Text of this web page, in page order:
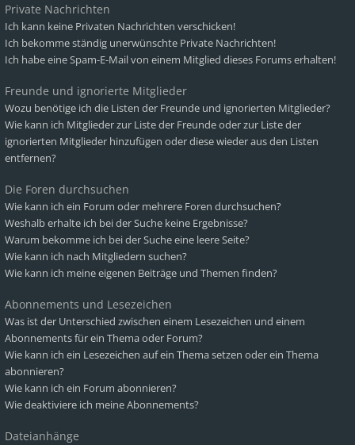
Private Nachrichten
Ich kann keine Privaten Nachrichten verschicken!
Ich bekomme ständig unerwünschte Private Nachrichten!
Ich habe eine Spam-E-Mail von einem Mitglied dieses Forums erhalten!
Freunde und ignorierte Mitglieder
Wozu benötige ich die Listen der Freunde und ignorierten Mitglieder?
Wie kann ich Mitglieder zur Liste der Freunde oder zur Liste der
ignorierten Mitglieder hinzufügen oder diese wieder aus den Listen
entfernen?
Die Foren durchsuchen
Wie kann ich ein Forum oder mehrere Foren durchsuchen?
Weshalb erhalte ich bei der Suche keine Ergebnisse?
Warum bekomme ich bei der Suche eine leere Seite?
Wie kann ich nach Mitgliedern suchen?
Wie kann ich meine eigenen Beiträge und Themen finden?
Abonnements und Lesezeichen
Was ist der Unterschied zwischen einem Lesezeichen und einem
Abonnements für ein Thema oder Forum?
Wie kann ich ein Lesezeichen auf ein Thema setzen oder ein Thema
abonnieren?
Wie kann ich ein Forum abonnieren?
Wie deaktiviere ich meine Abonnements?
Dateianhänge